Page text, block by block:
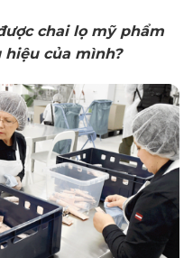
chai lọ mỹ phẩm
hiệu của mình?